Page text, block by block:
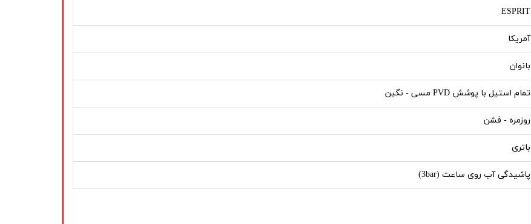
ESPRIT
آمریکا
بانوان
تمام استیل با پوشش PVD مسی - نگین
روزمره - فشن
باتری
پاشیدگی آب روی ساعت (3bar)